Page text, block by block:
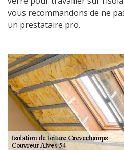
vous recommandons de ne
un prestataire pro.